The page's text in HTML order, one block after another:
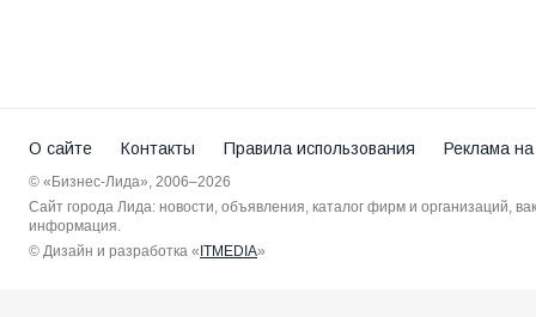
О сайте Контакты Правила использования Реклама
© «Бизнес-Лида», 2006–2026
Сайт города Лида: новости, объявления, каталог фирм и организаций,
информация.
© Дизайн и разработка « ITMEDIA»